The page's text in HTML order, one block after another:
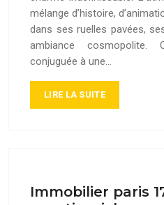
mélange d’histoire,
dans ses ruelles pavées,
ambiance cosmopolite.
conjuguée à une…
LIRE LA SUITE
Immobilier paris